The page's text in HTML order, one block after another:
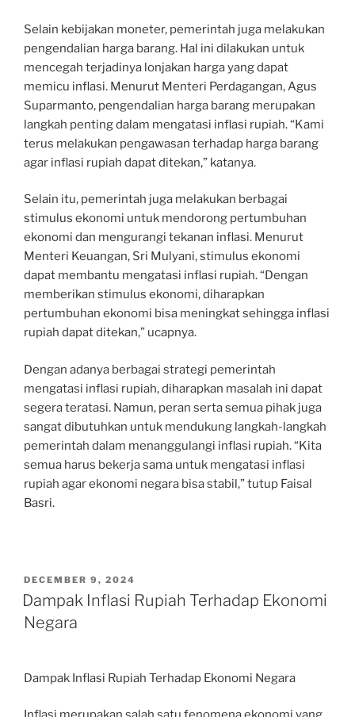
Selain kebijakan moneter, pemerintah juga melakukan
pengendalian harga barang. Hal ini dilakukan untuk
mencegah terjadinya lonjakan harga yang dapat
memicu inflasi. Menurut Menteri Perdagangan, Agus
Suparmanto, pengendalian harga barang merupakan
langkah penting dalam mengatasi inflasi rupiah. “Kami
terus melakukan pengawasan terhadap harga barang
agar inflasi rupiah dapat ditekan,” katanya.
Selain itu, pemerintah juga melakukan berbagai
stimulus ekonomi untuk mendorong pertumbuhan
ekonomi dan mengurangi tekanan inflasi. Menurut
Menteri Keuangan, Sri Mulyani, stimulus ekonomi
dapat membantu mengatasi inflasi rupiah. “Dengan
memberikan stimulus ekonomi, diharapkan
pertumbuhan ekonomi bisa meningkat sehingga inflasi
rupiah dapat ditekan,” ucapnya.
Dengan adanya berbagai strategi pemerintah
mengatasi inflasi rupiah, diharapkan masalah ini dapat
segera teratasi. Namun, peran serta semua pihak juga
sangat dibutuhkan untuk mendukung langkah-langkah
pemerintah dalam menanggulangi inflasi rupiah. “Kita
semua harus bekerja sama untuk mengatasi inflasi
rupiah agar ekonomi negara bisa stabil,” tutup Faisal
Basri.
POSTED
ON
DECEMBER 9, 2024
Dampak Inflasi Rupiah Terhadap Ekonomi
Negara
Dampak Inflasi Rupiah Terhadap Ekonomi Negara